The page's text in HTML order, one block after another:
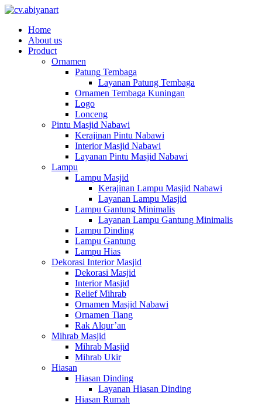
Home
About us
Product
Ornamen
Patung Tembaga
Layanan Patung Tembaga
Ornamen Tembaga Kuningan
Logo
Lonceng
Pintu Masjid Nabawi
Kerajinan Pintu Nabawi
Interior Masjid Nabawi
Layanan Pintu Masjid Nabawi
Lampu
Lampu Masjid
Kerajinan Lampu Masjid Nabawi
Layanan Lampu Masjid
Lampu Gantung Minimalis
Layanan Lampu Gantung Minimalis
Lampu Dinding
Lampu Gantung
Lampu Hias
Dekorasi Interior Masjid
Dekorasi Masjid
Interior Masjid
Relief Mihrab
Ornamen Masjid Nabawi
Ornamen Tiang
Rak Alqur’an
Mihrab Masjid
Mihrab Masjid
Mihrab Ukir
Hiasan
Hiasan Dinding
Layanan Hiasan Dinding
Hiasan Rumah